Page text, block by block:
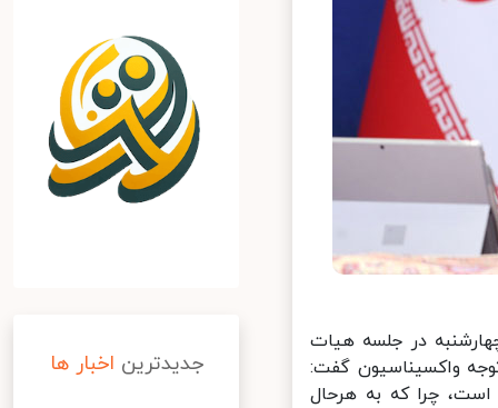
در جلسه هیات
واکسیناسیون گفت:
چرا که به هرحال
جدیدترین اخبار ها